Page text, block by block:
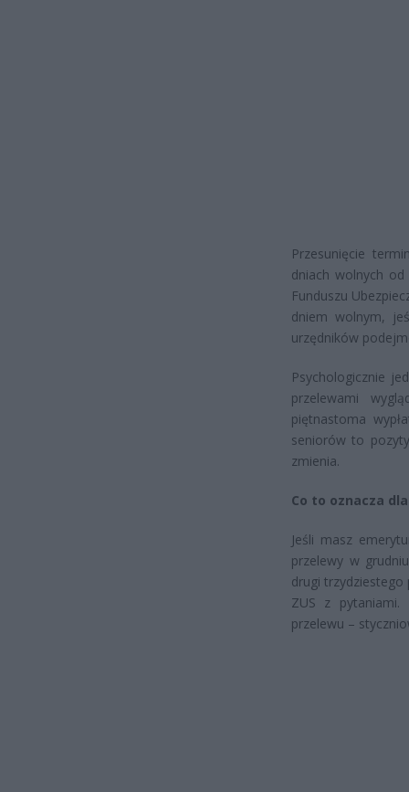
Przesunięcie
dniach wolnych
Funduszu
dniem wolnym,
urzędników
Psychologicznie
przelewami
piętnastoma
seniorów to
zmienia.
Co to oznacza
Jeśli masz
przelewy w
drugi trzydziestego
ZUS z
przelewu –